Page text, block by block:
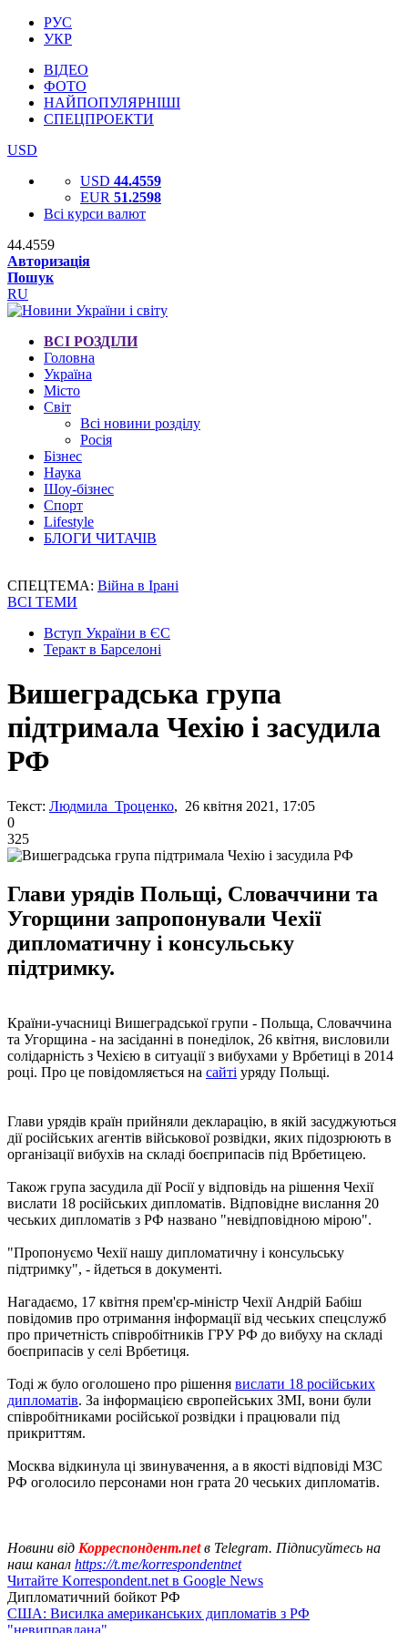
РУС
УКР
ВІДЕО
ФОТО
НАЙПОПУЛЯРНІШІ
СПЕЦПРОЕКТИ
USD
USD 44.4559
EUR 51.2598
Всі курси валют
44.4559
Авторизація
Пошук
RU
ВСІ РОЗДІЛИ
Головна
Україна
Місто
Світ
Всі новини розділу
Росія
Бізнес
Наука
Шоу-бізнес
Спорт
Lifestyle
БЛОГИ ЧИТАЧІВ
СПЕЦТЕМА: Війна в Ірані
ВСІ ТЕМИ
Вступ України в ЄС
Теракт в Барселоні
Вишеградська група
підтримала Чехію і засудила
РФ
Текст: Людмила Троценко, 26 квітня 2021, 17:05
0
325
Глави урядів Польщі, Словаччини та
Угорщини запропонували Чехії
дипломатичну і консульську
підтримку.
Країни-учасниці Вишеградської групи - Польща, Словаччина
та Угорщина - на засіданні в понеділок, 26 квітня, висловили
солідарність з Чехією в ситуації з вибухами у Врбетиці в 2014
році. Про це повідомляється на сайті уряду Польщі.
Глави урядів країн прийняли декларацію, в якій засуджуються
дії російських агентів військової розвідки, яких підозрюють в
організації вибухів на складі боєприпасів під Врбетицею.
Також група засудила дії Росії у відповідь на рішення Чехії
вислати 18 російських дипломатів. Відповідне вислання 20
чеських дипломатів з РФ названо "невідповідною мірою".
"Пропонуємо Чехії нашу дипломатичну і консульську
підтримку", - йдеться в документі.
Нагадаємо, 17 квітня прем'єр-міністр Чехії Андрій Бабіш
повідомив про отримання інформації від чеських спецслужб
про причетність співробітників ГРУ РФ до вибуху на складі
боєприпасів у селі Врбетиця.
Тоді ж було оголошено про рішення вислати 18 російських
дипломатів. За інформацією європейських ЗМІ, вони були
співробітниками російської розвідки і працювали під
прикриттям.
Москва відкинула ці звинувачення, а в якості відповіді МЗС
РФ оголосило персонами нон грата 20 чеських дипломатів.
Новини від Корреспондент.netв Telegram. Підписуйтесь на
наш канал https://t.me/korrespondentnet
Читайте Korrespondent.net в Google News
Дипломатичний бойкот РФ
США: Висилка американських дипломатів з РФ
"невиправдана"